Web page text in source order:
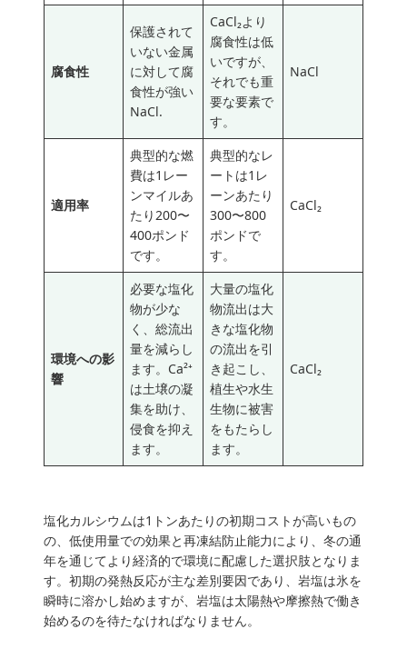
腐食性
保護されて
いない金属
に対して腐
食性が強い
NaCl.
CaCl₂より
腐食性は低
いですが、
それでも重
要な要素で
す。
NaCl
適用率
典型的な燃
費は1レー
ンマイルあ
たり200〜
400ポンド
です。
典型的なレ
ートは1レ
ーンあたり
300〜800
ポンドで
す。
CaCl₂
環境への影
響
必要な塩化
物が少な
く、総流出
量を減らし
ます。Ca²⁺
は土壌の凝
集を助け、
侵食を抑え
ます。
大量の塩化
物流出は大
きな塩化物
の流出を引
き起こし、
植生や水生
生物に被害
をもたらし
ます。
CaCl₂
塩化カルシウムは1トンあたりの初期コストが高いもの
の、低使用量での効果と再凍結防止能力により、冬の通
年を通じてより経済的で環境に配慮した選択肢となりま
す。初期の発熱反応が主な差別要因であり、岩塩は氷を
瞬時に溶かし始めますが、岩塩は太陽熱や摩擦熱で働き
始めるのを待たなければなりません。